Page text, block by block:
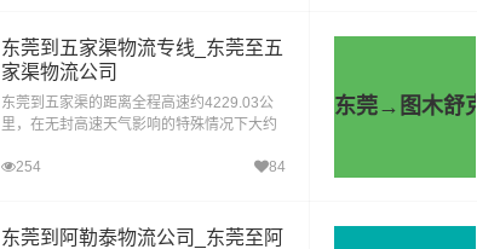
东莞到五家渠物流专线_东莞至五
家渠物流公司
东莞到五家渠的距离全程高速约4229.03公
里，在无封高速天气影响的特殊情况下大约
物流凭借其丰富的经验和卓越的服务质量，
254 84
东莞→图木舒克
东莞到阿勒泰物流公司_东莞至阿